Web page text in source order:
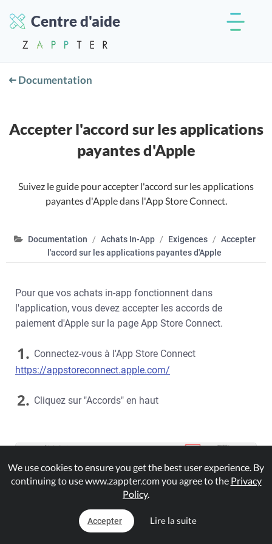
Centre d'aide
Documentation
Accepter l'accord sur les applications
payantes d'Apple
Suivez le guide pour accepter l'accord sur les applications
payantes d'Apple dans l'App Store Connect.
Documentation Achats In-App Exigences
Accepter
l'accord sur les applications payantes d'Apple
Pour que vos achats in-app fonctionnent dans
l'application, vous devez accepter les accords de
paiement d'Apple sur la page App Store Connect.
1. Connectez-vous à l'App Store Connect
https://appstoreconnect.apple.com/
2. Cliquez sur "Accords" en haut
We use cookies to ensure you get the best user experience. By
continuing to use www.zappter.com you agree to the Privacy
Policy.
Accepter Lire la suite